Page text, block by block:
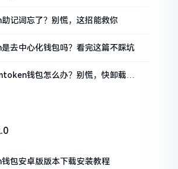
记词忘了？别慌，这招能救你
去中心化钱包吗？看完这篇不踩坑
钱包怎么办？别慌，快卸载，
包安卓版版本下载安装教程